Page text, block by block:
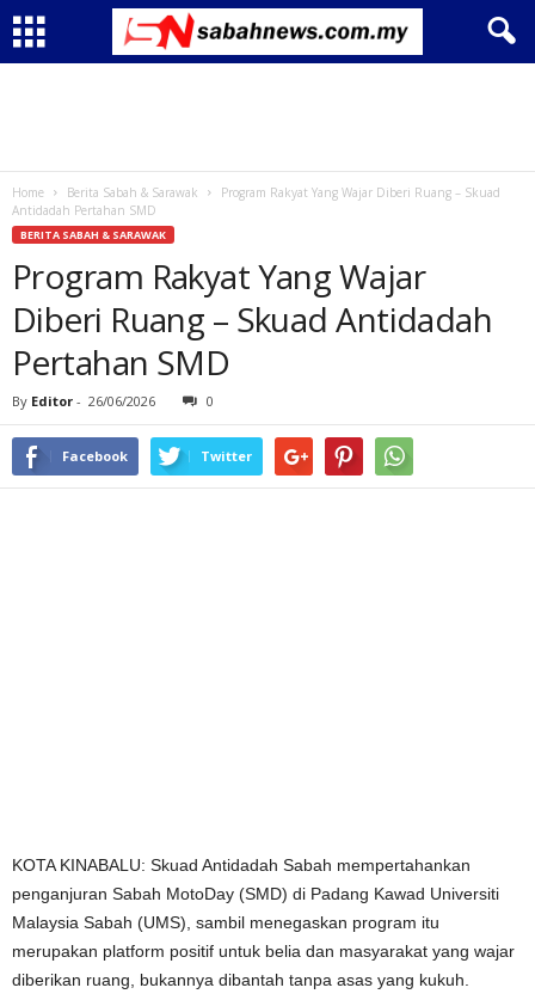
Home Berita Sabah & Sarawak
Program Rakyat Yang Wajar Diberi Ruang – Skuad
Antidadah Pertahan SMD
BERITA SABAH & SARAWAK
Program Rakyat Yang Wajar
Diberi Ruang – Skuad Antidadah
Pertahan SMD
By Editor - 26/06/2026 0
Facebook Twitter
KOTA KINABALU: Skuad Antidadah Sabah mempertahankan
penganjuran Sabah MotoDay (SMD) di Padang Kawad Universiti
Malaysia Sabah (UMS), sambil menegaskan program itu
merupakan platform positif untuk belia dan masyarakat yang wajar
diberikan ruang, bukannya dibantah tanpa asas yang kukuh.